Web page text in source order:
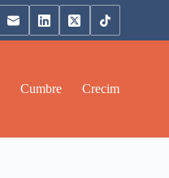
Cumbre Crecimiento